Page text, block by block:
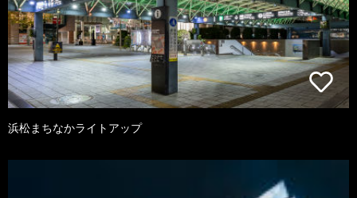
浜松まちなかライトアップ